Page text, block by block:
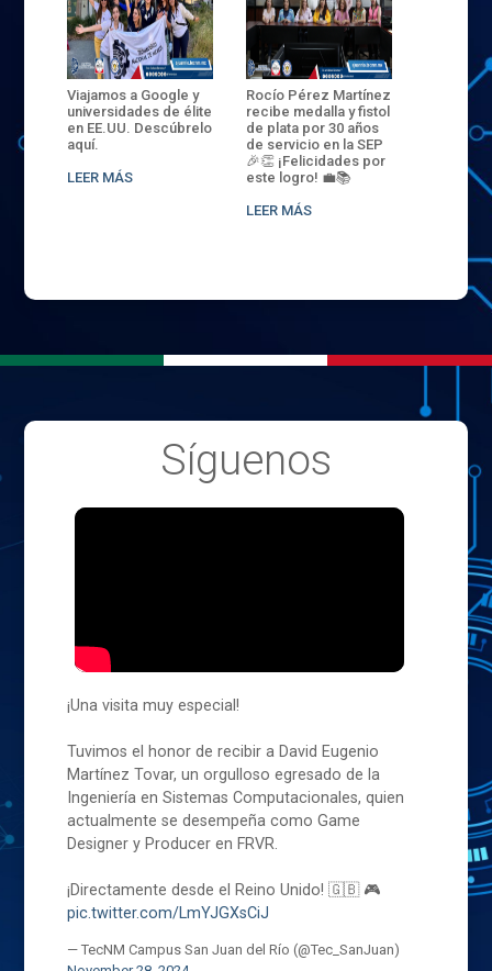
Viajamos a Google y
universidades de élite
en EE.UU. Descúbrelo
aquí.
LEER MÁS
Rocío Pérez Martínez
recibe medalla y fistol
de plata por 30 años
de servicio en la SEP
🎉👏 ¡Felicidades por
este logro! 💼📚
LEER MÁS
ENECB-
del
batalla.
32
sede
Síguenos
¡Una visita muy especial!
Tuvimos el honor de recibir a David Eugenio
Martínez Tovar, un orgulloso egresado de la
Ingeniería en Sistemas Computacionales, quien
actualmente se desempeña como Game
Designer y Producer en FRVR.
¡Directamente desde el Reino Unido! 🇬🇧 🎮
pic.twitter.com/LmYJGXsCiJ
— TecNM Campus San Juan del Río (@Tec_SanJuan)